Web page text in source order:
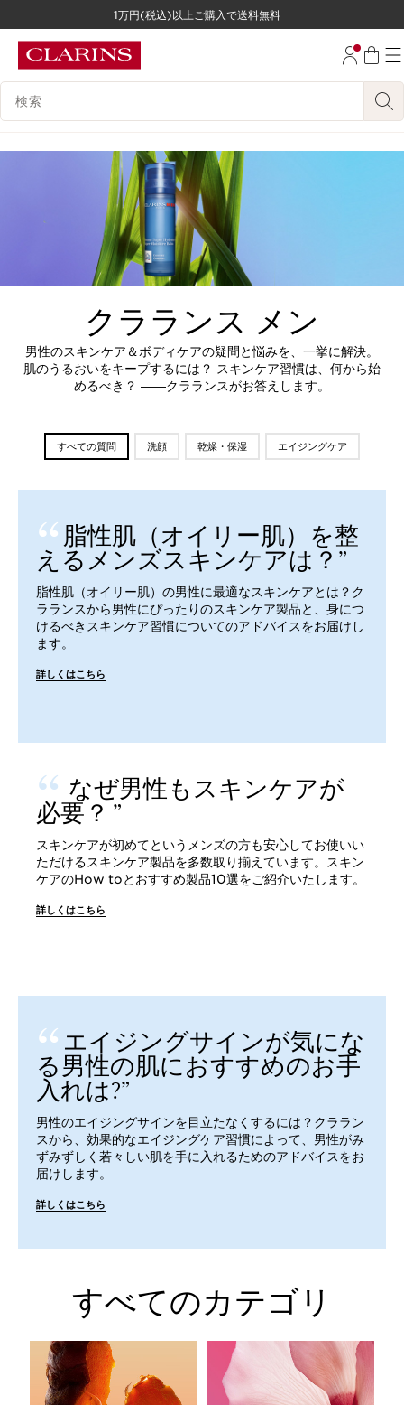
コンテンツへ移動
1万円(税込)以上ご購入で送料無料
検索候補
クラランス メン
男性のスキンケア＆ボディケアの疑問と悩みを、一挙に解決。
肌のうるおいをキープするには？ スキンケア習慣は、何から始
めるべき？ ――クラランスがお答えします。
すべての質問 洗顔 乾燥・保湿 エイジングケア
脂性肌（オイリー肌）を整
えるメンズスキンケアは？
脂性肌（オイリー肌）の男性に最適なスキンケアとは？ク
ラランスから男性にぴったりのスキンケア製品と、身につ
けるべきスキンケア習慣についてのアドバイスをお届けし
ます。
詳しくはこちら
なぜ男性もスキンケアが
必要？
スキンケアが初めてというメンズの方も安心してお使いい
ただけるスキンケア製品を多数取り揃えています。スキン
ケアのHow toとおすすめ製品10選をご紹介いたします。
詳しくはこちら
エイジングサインが気にな
る男性の肌におすすめのお手
入れは?
男性のエイジングサインを目立たなくするには？クララン
スから、効果的なエイジングケア習慣によって、男性がみ
ずみずしく若々しい肌を手に入れるためのアドバイスをお
届けします。
詳しくはこちら
すべてのカテゴリ